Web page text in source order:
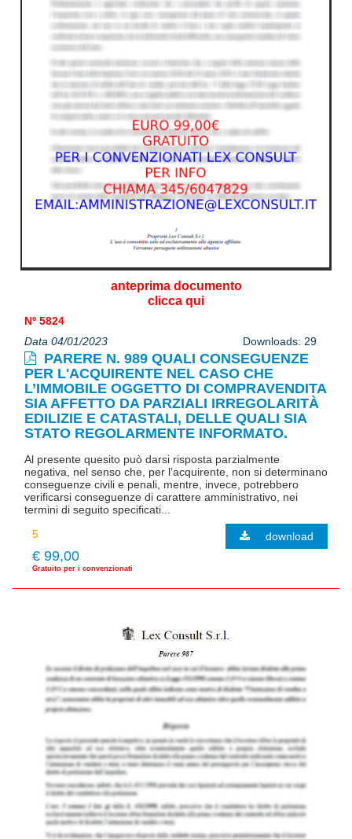
anteprima documento
clicca qui
Nº 5824
Data 04/01/2023
Downloads: 29
PARERE N. 989 QUALI CONSEGUENZE
PER L'ACQUIRENTE NEL CASO CHE
L’IMMOBILE OGGETTO DI COMPRAVENDITA
SIA AFFETTO DA PARZIALI IRREGOLARITÀ
EDILIZIE E CATASTALI, DELLE QUALI SIA
STATO REGOLARMENTE INFORMATO.
Al presente quesito può darsi risposta parzialmente
negativa, nel senso che, per l’acquirente, non si determinano
conseguenze civili e penali, mentre, invece, potrebbero
verificarsi conseguenze di carattere amministrativo, nei
termini di seguito specificati...
€ 99,00
Gratuito per i convenzionati
download